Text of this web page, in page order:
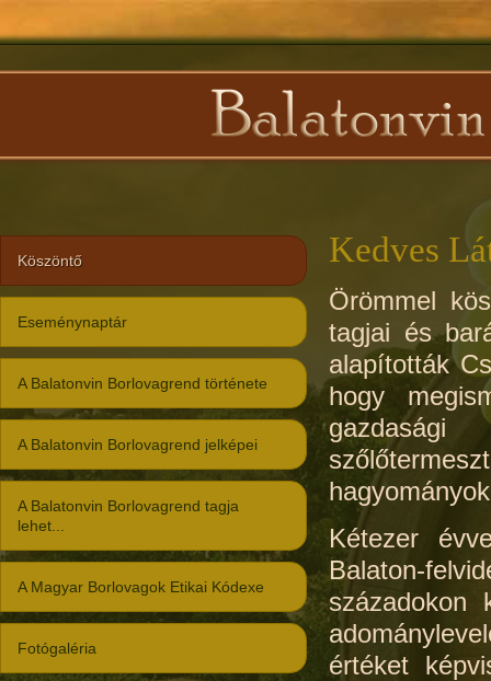
Köszöntő
Eseménynaptár
A Balatonvin Borlovagrend története
A Balatonvin Borlovagrend jelképei
A Balatonvin Borlovagrend tagja
lehet...
A Magyar Borlovagok Etikai Kódexe
Fotógaléria
Kedves
Örömmel
tagjai és
alapították
hogy
Kétezer
Balaton-
századokon
értéket